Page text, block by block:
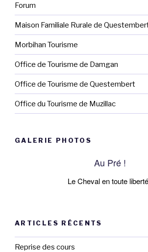
Forum
Maison Familiale Rurale de
Morbihan Tourisme
Office de Tourisme de Damgan
Office de Tourisme de Questembert
Office du Tourisme de Muzillac
GALERIE PHOTOS
Au Pré !
Le Cheval en toute
ARTICLES RÉCENTS
Reprise des cours